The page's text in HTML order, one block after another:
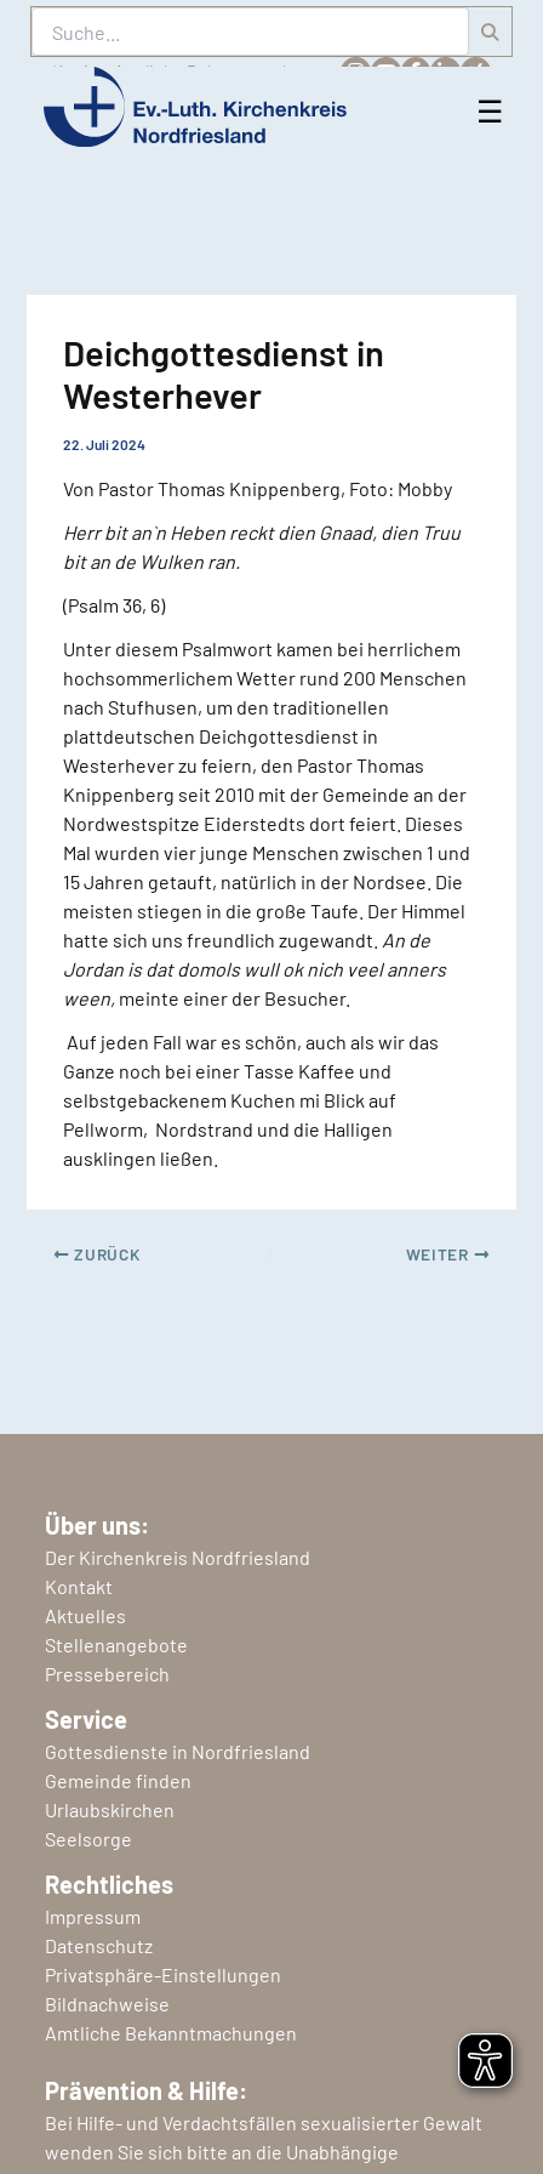
Suche
Karriere Amtliche Bekanntmachungen
Ev.-
☰
Deichgottesdienst in
Westerhever
22. Juli 2024
Von Pastor Thomas Knippenberg, Foto: Mobby
Herr bit an`n Heben reckt dien Gnaad, dien Truu
bit an de Wulken ran.
(Psalm 36, 6)
Unter diesem Psalmwort kamen bei herrlichem
hochsommerlichem Wetter rund 200 Menschen
nach Stufhusen, um den traditionellen
plattdeutschen Deichgottesdienst in
Westerhever zu feiern, den Pastor Thomas
Knippenberg seit 2010 mit der Gemeinde an der
Nordwestspitze Eiderstedts dort feiert. Dieses
Mal wurden vier junge Menschen zwischen 1 und
15 Jahren getauft, natürlich in der Nordsee. Die
meisten stiegen in die große Taufe. Der Himmel
hatte sich uns freundlich zugewandt. An de
Jordan is dat domols wull ok nich veel anners
ween, meinte einer der Besucher.
Auf jeden Fall war es schön, auch als wir das
Ganze noch bei einer Tasse Kaffee und
selbstgebackenem Kuchen mi Blick auf
Pellworm, Nordstrand und die Halligen
ausklingen ließen.
ZURÜCK WEITER
Über uns:
Der Kirchenkreis Nordfriesland
Kontakt
Aktuelles
Stellenangebote
Pressebereich
Service
Gottesdienste in Nordfriesland
Gemeinde finden
Urlaubskirchen
Seelsorge
Rechtliches
Impressum
Datenschutz
Privatsphäre-Einstellungen
Bildnachweise
Amtliche Bekanntmachungen
Prävention & Hilfe:
Bei Hilfe- und Verdachtsfällen sexualisierter Gewalt
wenden Sie sich bitte an die Unabhängige